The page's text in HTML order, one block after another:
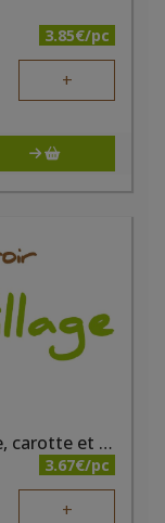
3.85€/pc
+
Tartinade Kids (à base de pomme, carotte et tomate) bio 190 g
3.67€/pc
+